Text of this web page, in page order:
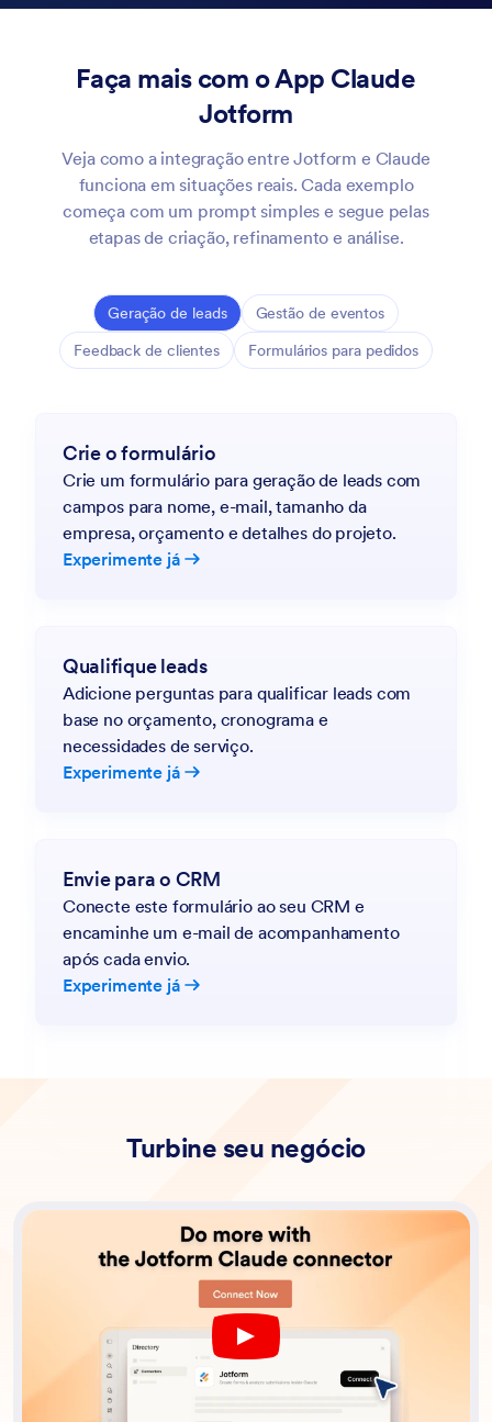
Faça mais com o App Claude
Jotform
Veja como a integração entre Jotform e Claude
funciona em situações reais. Cada exemplo
começa com um prompt simples e segue pelas
etapas de criação, refinamento e análise.
Geração de leads
Gestão de eventos
Feedback de clientes
Formulários para pedidos
Crie o formulário
Crie um formulário para geração de leads com
campos para nome, e-mail, tamanho da
empresa, orçamento e detalhes do projeto.
Experimente já
Qualifique leads
Adicione perguntas para qualificar leads com
base no orçamento, cronograma e
necessidades de serviço.
Experimente já
Envie para o CRM
Conecte este formulário ao seu CRM e
encaminhe um e-mail de acompanhamento
após cada envio.
Experimente já
Turbine seu negócio
Play YouTube Video